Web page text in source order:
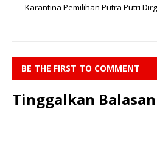
Karantina Pemilihan Putra Putri
BE THE FIRST TO COMMENT
Tinggalkan Balasan